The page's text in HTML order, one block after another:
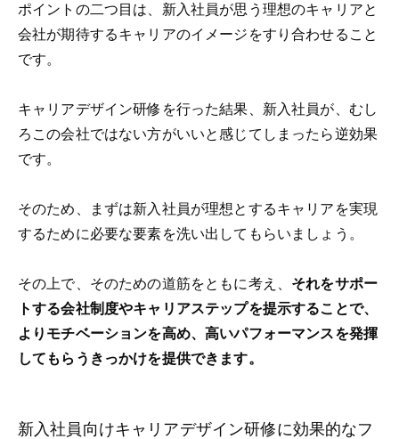
ポイントの二つ目は、新入社員が思う理想のキャリアと
会社が期待するキャリアのイメージをすり合わせること
です。
キャリアデザイン研修を行った結果、新入社員が、むし
ろこの会社ではない方がいいと感じてしまったら逆効果
です。
そのため、まずは新入社員が理想とするキャリアを実現
するために必要な要素を洗い出してもらいましょう。
その上で、そのための道筋をともに考え、 それをサポー
トする会社制度やキャリアステップを提示することで、
よりモチベーションを高め、高いパフォーマンスを発揮
してもらうきっかけを提供できます。
新入社員向けキャリアデザイン研修に効果的なフ